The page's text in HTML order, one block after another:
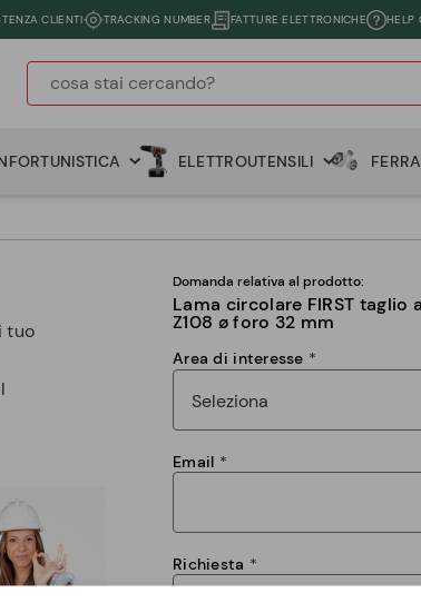
CLIENTI TRACKING NUMBER FATTURE ELETTRONICHE HELP
ELETTROUTENSILI
tuo
Domanda relativa al prodotto:
Lama circolare FIRST taglio
Z108 ø foro 32 mm
Area di interesse
Email
Richiesta